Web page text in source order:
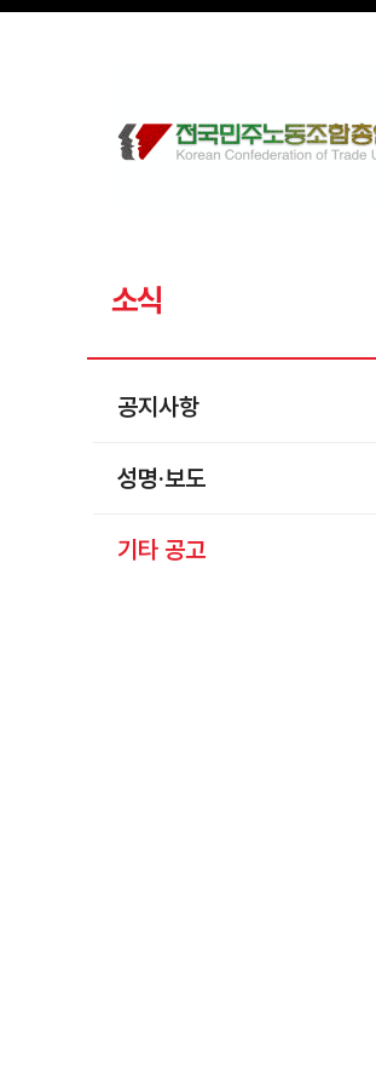
메뉴 건너뛰기
소식
공지사항
성명·보도
기타 공고
Sketchbook5, 스케치북5